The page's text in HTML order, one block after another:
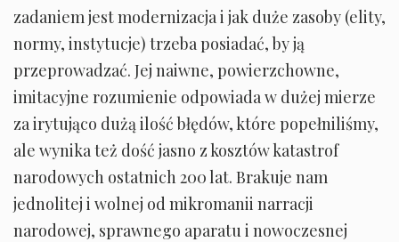
zadaniem jest modernizacja i jak duże zasoby (elity,
normy, instytucje) trzeba posiadać, by ją
przeprowadzać. Jej naiwne, powierzchowne,
imitacyjne rozumienie odpowiada w dużej mierze
za irytująco dużą ilość błędów, które popełniliśmy,
ale wynika też dość jasno z kosztów katastrof
narodowych ostatnich 200 lat. Brakuje nam
jednolitej i wolnej od mikromanii narracji
narodowej, sprawnego aparatu i nowoczesnej